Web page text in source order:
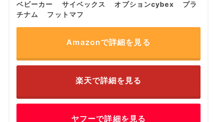
ベビーカー サイベックス オプションcybex プラ
チナム フットマフ
Amazonで詳細を見る
楽天で詳細を見る
ヤフーで詳細を見る